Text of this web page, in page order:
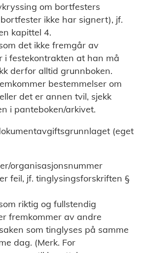
om bortfesters
ikke har signert), jf.
kapittel 4.
det ikke fremgår av
i festekontrakten at han må
derfor alltid grunnboken.
bestemmelser om
det er annen tvil, sjekk
i panteboken/arkivet.
(eget
organisasjonsnummer
feil, jf. tinglysingsforskriften §
riktig og fullstendig
fremkommer av andre
som tinglyses på samme
dag. (Merk. For